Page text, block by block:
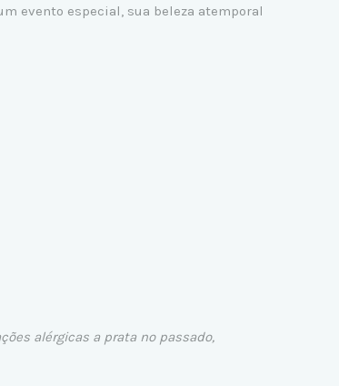
evento especial, sua beleza atemporal
alérgicas a prata no passado,